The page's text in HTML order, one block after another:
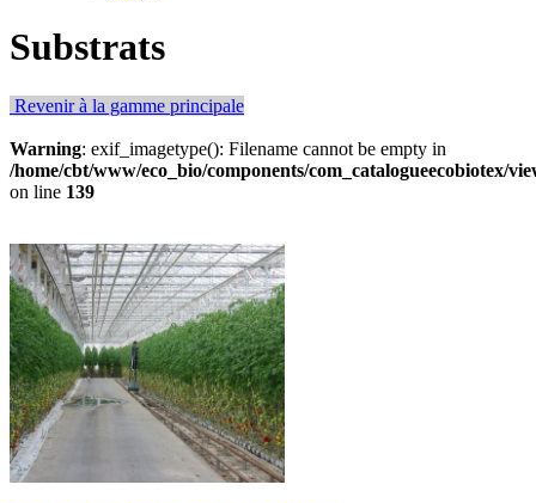
Substrats
Revenir à la gamme principale
Warning: exif_imagetype(): Filename cannot be empty in
/home/cbt/www/eco_bio/components/com_catalogueecobiotex/
on line 139